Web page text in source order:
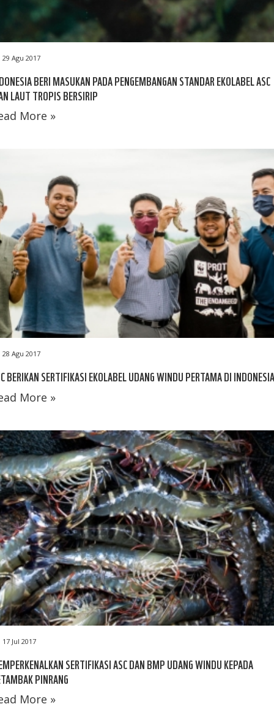
29 Agu 2017
BERI MASUKAN PADA PENGEMBANGAN STANDAR EKOLABEL ASC
LAUT TROPIS BERSIRIP
More »
28 Agu 2017
BERIKAN SERTIFIKASI EKOLABEL UDANG WINDU PERTAMA DI INDONESIA
More »
17 Jul 2017
SERTIFIKASI ASC DAN BMP UDANG WINDU KEPADA
PINRANG
More »